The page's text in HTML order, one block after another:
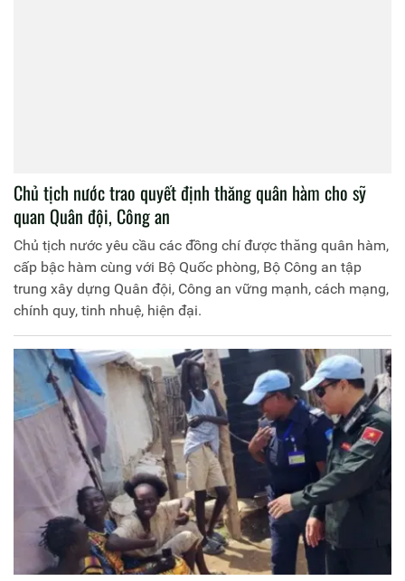
Chủ tịch nước trao quyết định thăng quân hàm cho sỹ
quan Quân đội, Công an
Chủ tịch nước yêu cầu các đồng chí được thăng quân hàm,
cấp bậc hàm cùng với Bộ Quốc phòng, Bộ Công an tập
trung xây dựng Quân đội, Công an vững mạnh, cách mạng,
chính quy, tinh nhuệ, hiện đại.